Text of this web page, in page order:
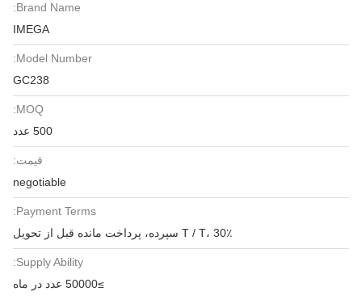
Brand Name:
IMEGA
Model Number:
GC238
MOQ:
500 عدد
قیمت:
negotiable
Payment Terms:
T / T، 30٪ سپرده، پرداخت مانده قبل از تحویل
Supply Ability:
≥50000 عدد در ماه